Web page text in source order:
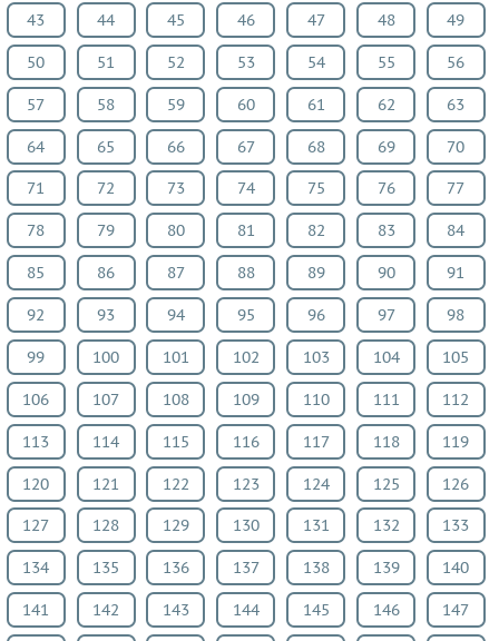
Информатика
Музыка
ИЗО
Литература
Окружающий
мир
Человек
и
мир
Технология
Испанский
язык
Казахский
язык
Мир
природы
и
человека
Физкультура
ВИДЕОРЕШЕНИЯ
43 44 45 46 47 48 49
50 51 52 53 54 55 56
57 58 59 60 61 62 63
64 65 66 67 68 69 70
71 72 73 74 75 76 77
78 79 80 81 82 83 84
85 86 87 88 89 90 91
92 93 94 95 96 97 98
99 100 101 102 103 104 105
106 107 108 109 110 111 112
113 114 115 116 117 118 119
120 121 122 123 124 125 126
127 128 129 130 131 132 133
134 135 136 137 138 139 140
141 142 143 144 145 146 147